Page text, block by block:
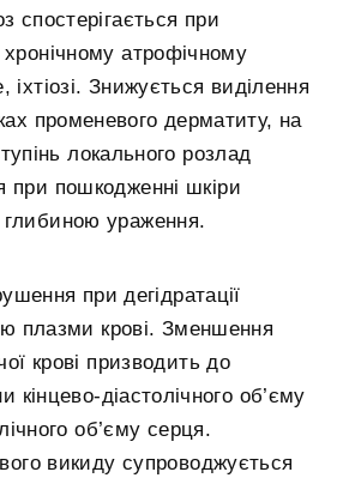
спостерігається при
хронічному атрофічному
іхтіозі. Знижується виділення
променевого дерматиту, на
локального розлад
при пошкодженні шкіри
глибиною ураження.
при дегідратації
плазми крові. Зменшення
крові призводить до
кінцево-діастолічного об’єму
об’єму серця.
викиду супроводжується